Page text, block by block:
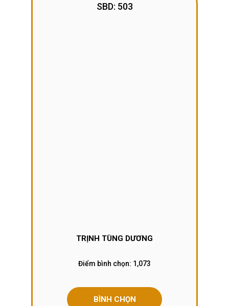
SBD: 503
TRỊNH TÙNG DƯƠNG
Điểm bình chọn: 1,073
BÌNH CHỌN